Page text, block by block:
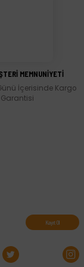
MEMNUNİYETİ
İçerisinde Kargo
Garantisi
Kayıt Ol